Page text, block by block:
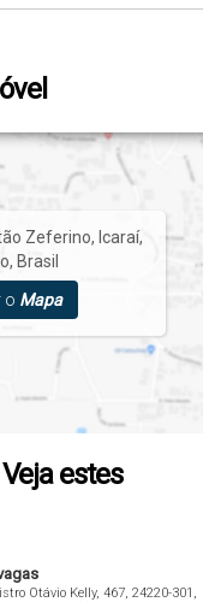
Zeferino, Icaraí,
, Brasil
o Mapa
estes
Otávio Kelly, 467, 24220-301,